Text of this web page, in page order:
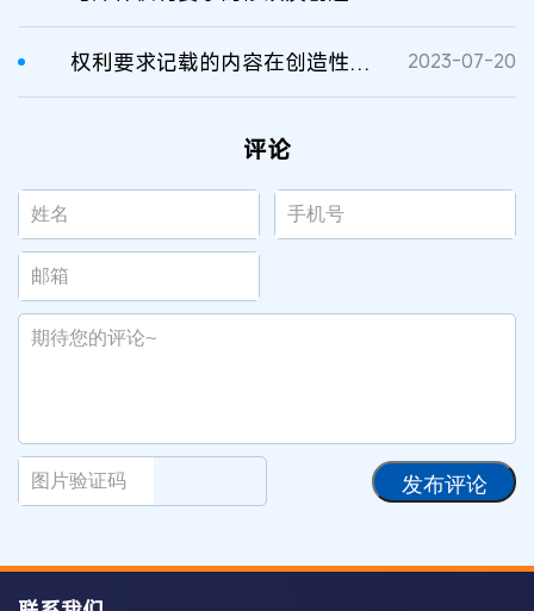
权利要求记载的内容在创造性判断中考虑与否的判定标准 2023-07-20
评论
发布评论